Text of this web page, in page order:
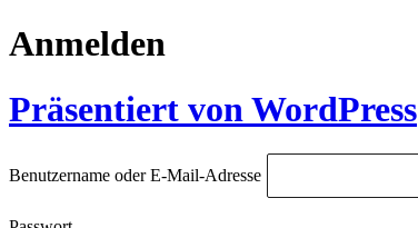
Anmelden
Präsentiert von WordPress
Benutzername oder E-Mail-Adresse